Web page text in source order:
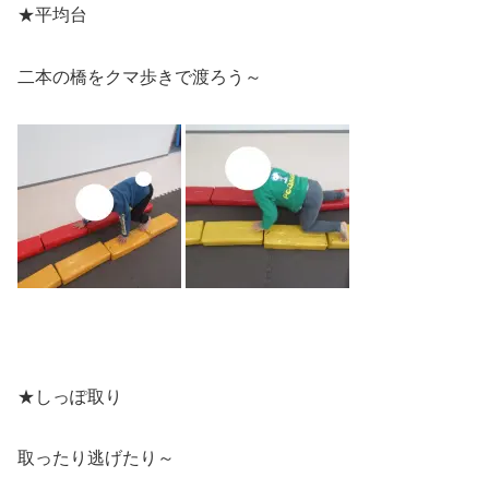
★平均台
二本の橋をクマ歩きで渡ろう～
★しっぽ取り
取ったり逃げたり～